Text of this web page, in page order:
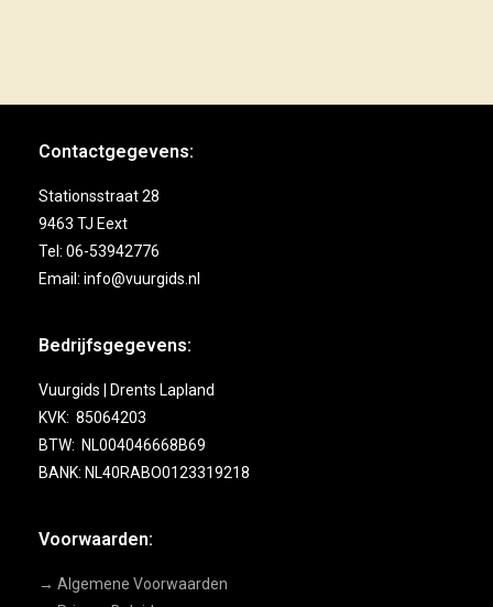
Contactgegevens:
Stationsstraat 28
9463 TJ Eext
Tel: 06-53942776
Email: info@vuurgids.nl
Bedrijfsgegevens:
Vuurgids | Drents Lapland
KVK: 85064203
BTW: NL004046668B69
BANK: NL40RABO0123319218
Voorwaarden:
→ Algemene Voorwaarden